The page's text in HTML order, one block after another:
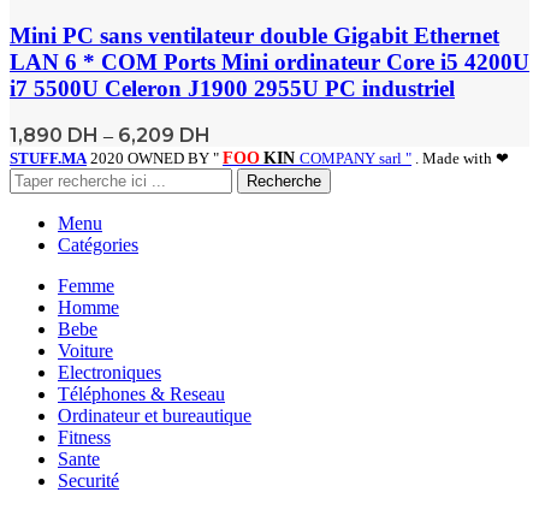
Mini PC sans ventilateur double Gigabit Ethernet
LAN 6 * COM Ports Mini ordinateur Core i5 4200U
i7 5500U Celeron J1900 2955U PC industriel
1,890 DH – 6,209 DH
STUFF.MA 2020 OWNED BY " FOO KIN COMPANY sarl " . Made with ❤
Recherche
Menu
Catégories
Femme
Homme
Bebe
Voiture
Electroniques
Téléphones & Reseau
Ordinateur et bureautique
Fitness
Sante
Securité